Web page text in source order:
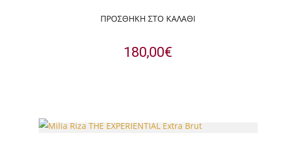
ΠΡΟΣΘΉΚΗ ΣΤΟ ΚΑΛΆΘΙ
180,00€